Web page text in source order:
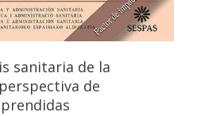
sanitaria de la
de